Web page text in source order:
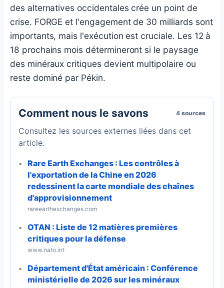
des alternatives occidentales crée un point de
crise. FORGE et l'engagement de 30 milliards sont
importants, mais l'exécution est cruciale. Les 12 à
18 prochains mois détermineront si le paysage
des minéraux critiques devient multipolaire ou
reste dominé par Pékin.
Comment nous le savons 4 sources
Consultez les sources externes liées dans cet
article.
Rare Earth Exchanges : Les contrôles à
l'exportation de la Chine en 2026
redessinent la carte mondiale des chaînes
d'approvisionnement
rareearthexchanges.com
OTAN : Liste de 12 matières premières
critiques pour la défense
www.nato.int
Département d'État américain : Conférence
ministérielle de 2026 sur les minéraux